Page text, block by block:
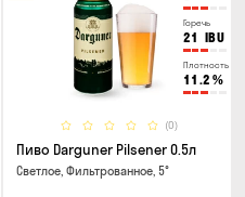
Горечь
21 IBU
Плотность
11.2 %
(0)
Пиво Darguner Pilsener 0.5л
Светлое, Фильтрованное, 5°